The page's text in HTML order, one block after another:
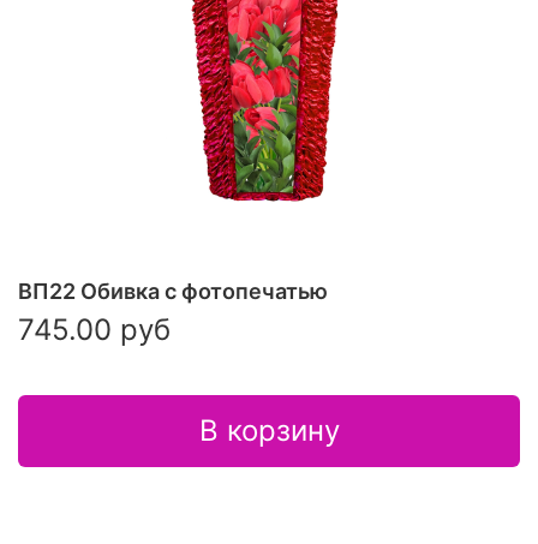
ВП22 Обивка с фотопечатью
745.00 руб
В корзину